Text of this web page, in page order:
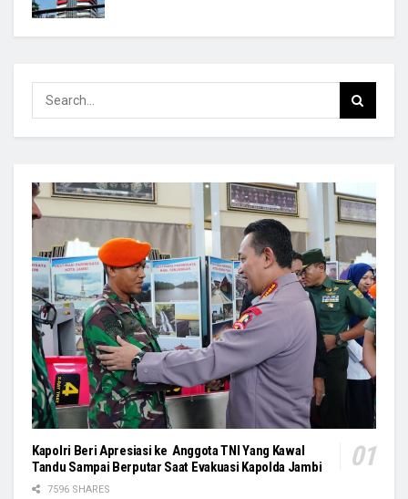
Kapolri Beri Apresiasi ke Anggota TNI Yang Kawal
Tandu Sampai Berputar Saat Evakuasi Kapolda Jambi
7596 SHARES